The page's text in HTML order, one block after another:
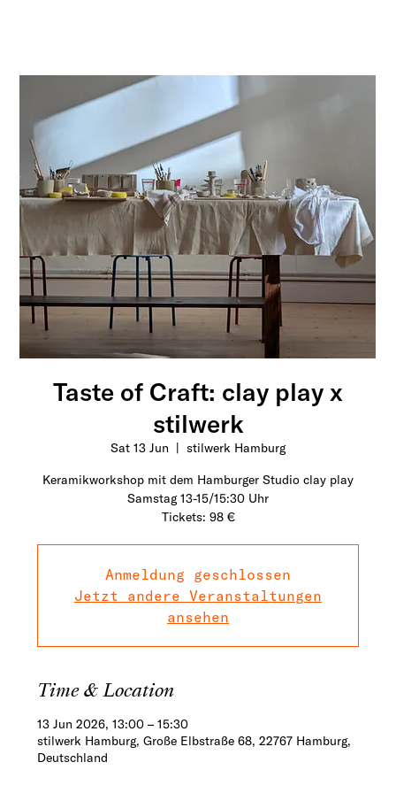
Taste of Craft: clay play x
stilwerk
Sat 13 Jun
  |
stilwerk Hamburg
Keramikworkshop mit dem Hamburger Studio clay play
Samstag 13-15/15:30 Uhr
Tickets: 98 €
Anmeldung geschlossen
Jetzt andere Veranstaltungen
ansehen
Time & Location
13 Jun 2026, 13:00 – 15:30
stilwerk Hamburg, Große Elbstraße 68, 22767 Hamburg,
Deutschland